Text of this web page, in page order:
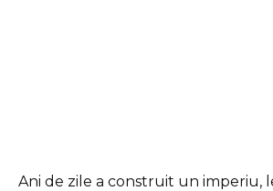
Ani de zile a construit un imperiu,